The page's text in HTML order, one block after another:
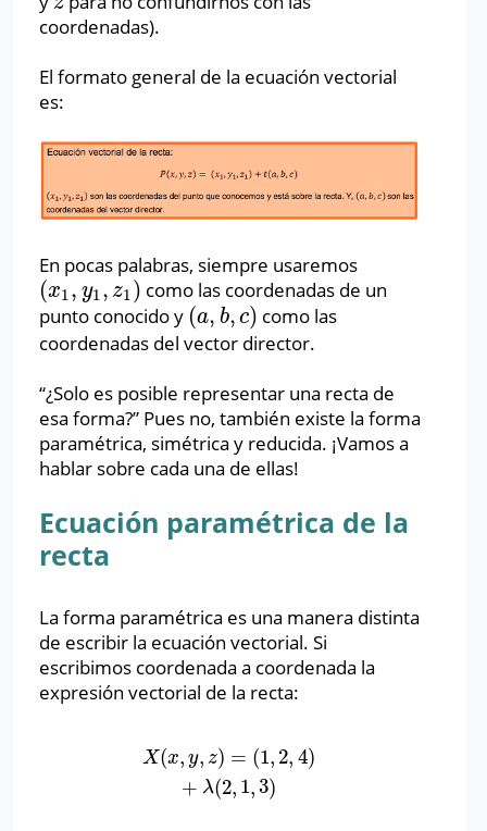
coordenadas).
El formato general de la ecuación vectorial
es:
En pocas palabras, siempre usaremos
(x1, y1, z1)
(x1, y 1,z 1)
como las coordenadas de un
punto conocido y (a, b, c)
(a,b ,c)
como las
coordenadas del vector director.
“¿Solo es posible representar una recta de
esa forma?” Pues no, también existe la forma
paramétrica, simétrica y reducida. ¡Vamos a
hablar sobre cada una de ellas!
Ecuación paramétrica de la
recta
La forma paramétrica es una manera distinta
de escribir la ecuación vectorial. Si
escribimos coordenada a coordenada la
expresión vectorial de la recta:
X(x, y, z) = (1, 2, 4)
+ λ(2, 1, 3)
X(x,y, z)= (1, 2,4 +λ( 2,1,3)